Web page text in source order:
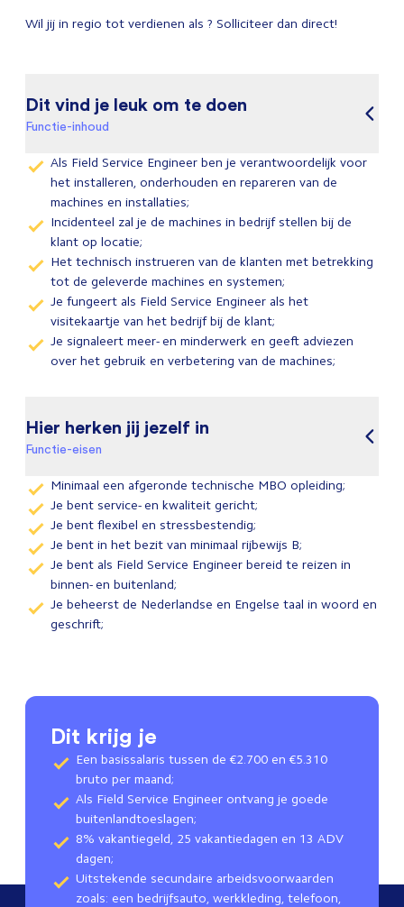
Wil jij in regio tot verdienen als ? Solliciteer dan direct!
Dit vind je leuk om te doen
Functie-inhoud
Als Field Service Engineer ben je verantwoordelijk voor
het installeren, onderhouden en repareren van de
machines en installaties;
Incidenteel zal je de machines in bedrijf stellen bij de
klant op locatie;
Het technisch instrueren van de klanten met betrekking
tot de geleverde machines en systemen;
Je fungeert als Field Service Engineer als het
visitekaartje van het bedrijf bij de klant;
Je signaleert meer- en minderwerk en geeft adviezen
over het gebruik en verbetering van de machines;
Hier herken jij jezelf in
Functie-eisen
Minimaal een afgeronde technische MBO opleiding;
Je bent service- en kwaliteit gericht;
Je bent flexibel en stressbestendig;
Je bent in het bezit van minimaal rijbewijs B;
Je bent als Field Service Engineer bereid te reizen in
binnen- en buitenland;
Je beheerst de Nederlandse en Engelse taal in woord en
geschrift;
Dit krijg je
Een basissalaris tussen de €2.700 en €5.310
bruto per maand;
Als Field Service Engineer ontvang je goede
buitenlandtoeslagen;
8% vakantiegeld, 25 vakantiedagen en 13 ADV
dagen;
Uitstekende secundaire arbeidsvoorwaarden
zoals: een bedrijfsauto, werkkleding, telefoon,